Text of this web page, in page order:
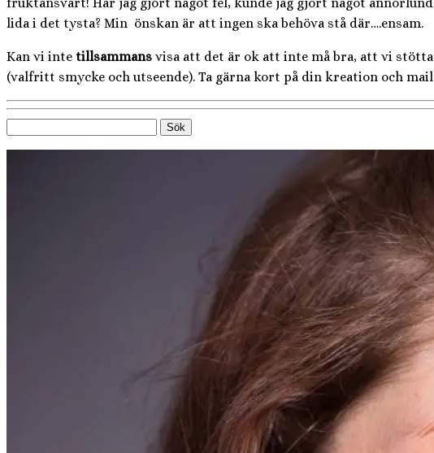
lida i det tysta? Min önskan är att ingen ska behöva stå där….ensam.
Kan vi inte tillsammans visa att det är ok att inte må bra, att vi
(valfritt smycke och utseende). Ta gärna kort på din kreation och
efter: